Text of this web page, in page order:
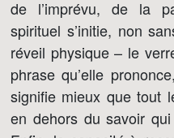
de l’imprévu, de la
spirituel s’initie, non
réveil physique – le
phrase qu’elle
signifie mieux que tout
en dehors du savoir